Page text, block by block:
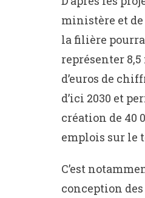
ministère et de
la filière
représenter
d’euros de
d’ici 2030 et
création de 40
emplois sur le
C’est
conception des